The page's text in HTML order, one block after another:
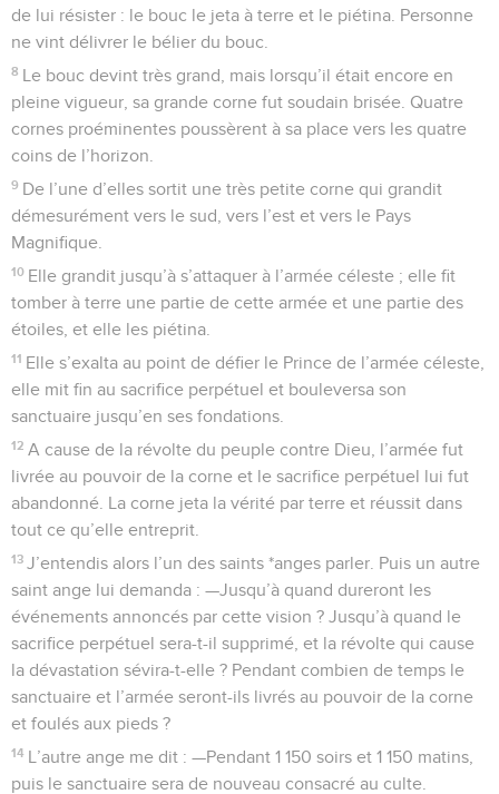
de lui résister : le bouc le jeta à terre et le piétina. Personne
ne vint délivrer le bélier du bouc.
8 Le bouc devint très grand, mais lorsqu’il était encore en
pleine vigueur, sa grande corne fut soudain brisée. Quatre
cornes proéminentes poussèrent à sa place vers les quatre
coins de l’horizon.
9 De l’une d’elles sortit une très petite corne qui grandit
démesurément vers le sud, vers l’est et vers le Pays
Magnifique.
10 Elle grandit jusqu’à s’attaquer à l’armée céleste ; elle fit
tomber à terre une partie de cette armée et une partie des
étoiles, et elle les piétina.
11 Elle s’exalta au point de défier le Prince de l’armée céleste,
elle mit fin au sacrifice perpétuel et bouleversa son
sanctuaire jusqu’en ses fondations.
12 A cause de la révolte du peuple contre Dieu, l’armée fut
livrée au pouvoir de la corne et le sacrifice perpétuel lui fut
abandonné. La corne jeta la vérité par terre et réussit dans
tout ce qu’elle entreprit.
13 J’entendis alors l’un des saints *anges parler. Puis un autre
saint ange lui demanda : —Jusqu’à quand dureront les
événements annoncés par cette vision ? Jusqu’à quand le
sacrifice perpétuel sera-t-il supprimé, et la révolte qui cause
la dévastation sévira-t-elle ? Pendant combien de temps le
sanctuaire et l’armée seront-ils livrés au pouvoir de la corne
et foulés aux pieds ?
14 L’autre ange me dit : —Pendant 1 150 soirs et 1 150 matins,
puis le sanctuaire sera de nouveau consacré au culte.